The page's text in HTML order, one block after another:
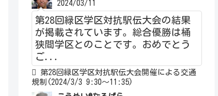
2024/03/11
第28回緑区学区対抗駅伝大会の結果
が掲載されています。総合優勝は桶
狭間学区とのことです。おめでとう
ご...
第28回緑区学区対抗駅伝大会開催による交通
規制(2024/3/3 9:30～11:35)